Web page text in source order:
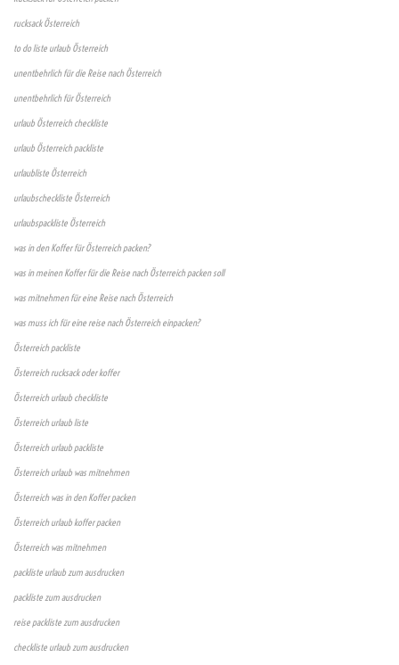
rucksack Österreich
to do liste urlaub Österreich
unentbehrlich für die Reise nach Österreich
unentbehrlich für Österreich
urlaub Österreich checkliste
urlaub Österreich packliste
urlaubliste Österreich
urlaubscheckliste Österreich
urlaubspackliste Österreich
was in den Koffer für Österreich packen?
was in meinen Koffer für die Reise nach Österreich packen soll
was mitnehmen für eine Reise nach Österreich
was muss ich für eine reise nach Österreich einpacken?
Österreich packliste
Österreich rucksack oder koffer
Österreich urlaub checkliste
Österreich urlaub liste
Österreich urlaub packliste
Österreich urlaub was mitnehmen
Österreich was in den Koffer packen
Österreich urlaub koffer packen
Österreich was mitnehmen
packliste urlaub zum ausdrucken
packliste zum ausdrucken
reise packliste zum ausdrucken
checkliste urlaub zum ausdrucken